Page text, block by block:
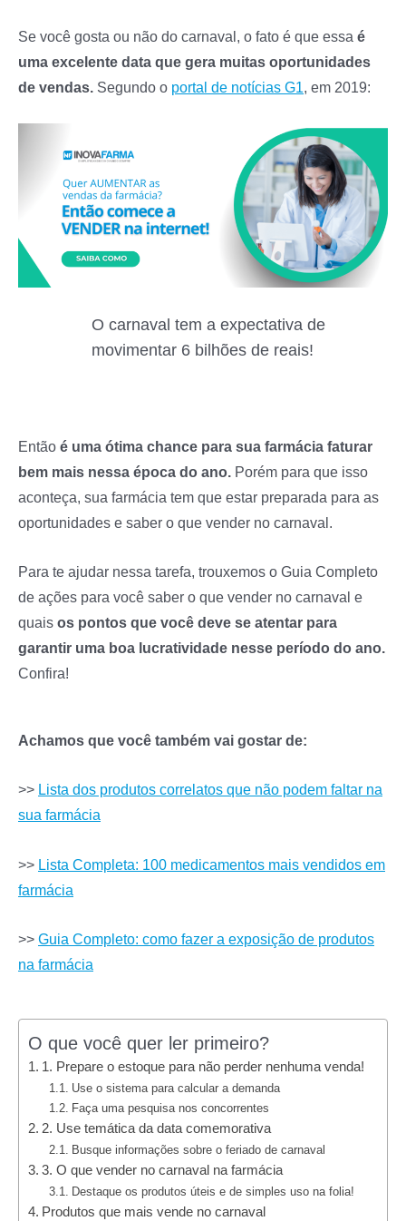
Se você gosta ou não do carnaval, o fato é que essa é
uma excelente data que gera muitas oportunidades
de vendas. Segundo o portal de notícias G1, em 2019:
O carnaval tem a expectativa de
movimentar 6 bilhões de reais!
Então é uma ótima chance para sua farmácia faturar
bem mais nessa época do ano. Porém para que isso
aconteça, sua farmácia tem que estar preparada para as
oportunidades e saber o que vender no carnaval.
Para te ajudar nessa tarefa, trouxemos o Guia Completo
de ações para você saber o que vender no carnaval e
quais os pontos que você deve se atentar para
garantir uma boa lucratividade nesse período do ano.
Confira!
Achamos que você também vai gostar de:
>> Lista dos produtos correlatos que não podem faltar na
sua farmácia
>> Lista Completa: 100 medicamentos mais vendidos em
farmácia
>> Guia Completo: como fazer a exposição de produtos
na farmácia
O que você quer ler primeiro?
1. Prepare o estoque para não perder nenhuma venda!
Use o sistema para calcular a demanda
Faça uma pesquisa nos concorrentes
2. Use temática da data comemorativa
Busque informações sobre o feriado de carnaval
3. O que vender no carnaval na farmácia
Destaque os produtos úteis e de simples uso na folia!
Produtos que mais vende no carnaval